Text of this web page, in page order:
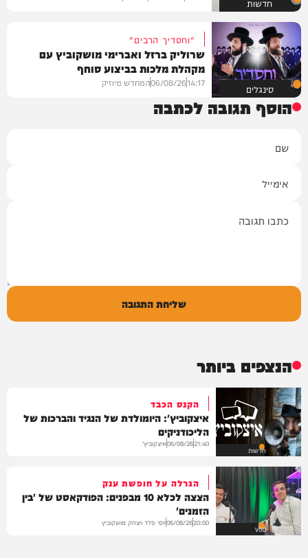
חדשות
סינגלים
"וחסדיך הרבים"
שרוליק ברזל ואברימי מושקוביץ עם
מקהלת מלכות בביצוע סוחף
14:17
06/08/26המחדש מיוזיק
הוסף תגובה לכתבה
שליחת התגובה
הנצפים ביותר
חדשות
הקנס הכבד
איצקוביץ': היומולדת של הנגיד והברכות של
הליכודניקים
21:40
06/08/26איצקוביץ'
VOD
הגרלה על חופשת ענק
הצצה לכלא 10 מבפנים: הפודקאסט של 'בין
הזמנים'
20:00
06/08/26יוסי פלד ויצחק מושקוביץ